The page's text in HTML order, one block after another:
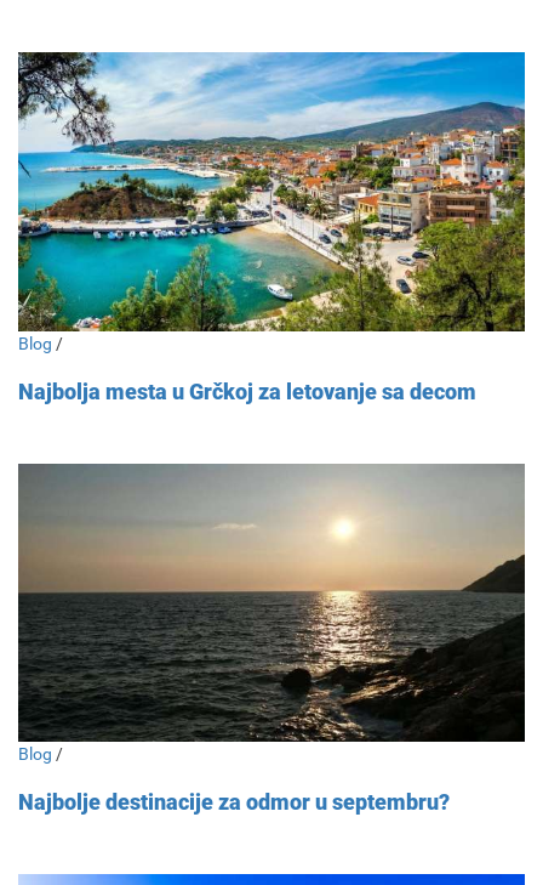
Blog /
Najbolja mesta u Grčkoj za letovanje sa decom
Blog /
Najbolje destinacije za odmor u septembru?